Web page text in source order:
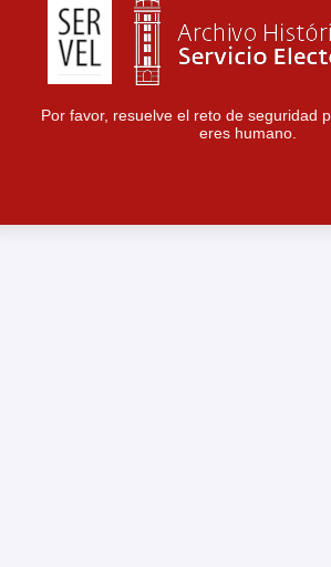
Por favor, resuelve el reto de seguridad
eres humano.